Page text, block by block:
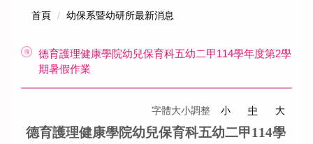
首頁 幼保系暨幼研所最新消息
德育護理健康學院幼兒保育科五幼二甲114學年度第2學
期暑假作業
字體大小調整 小 中 大
德育護理健康學院幼兒保育科五幼二甲114學